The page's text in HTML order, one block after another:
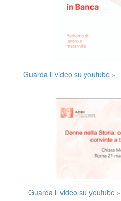
Guarda il video su youtube »
Guarda il video su youtube »